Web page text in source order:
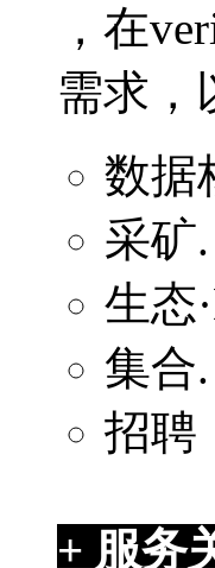
，在
需求，
数据
采矿.
生态
集合.
招聘
+ 服务